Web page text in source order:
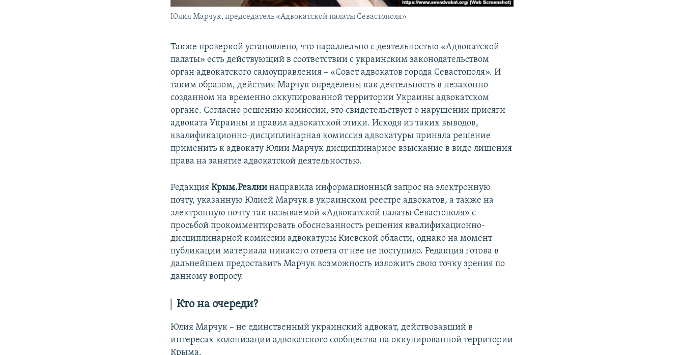
Юлия Марчук, председатель «Адвокатской палаты Севастополя»
Также проверкой установлено, что параллельно с деятельностью «Адвокатской
палаты» есть действующий в соответствии с украинским законодательством
орган адвокатского самоуправления – «Совет адвокатов города Севастополя». И
таким образом, действия Марчук определены как деятельность в незаконно
созданном на временно оккупированной территории Украины адвокатском
органе. Согласно решению комиссии, это свидетельствует о нарушении присяги
адвоката Украины и правил адвокатской этики. Исходя из таких выводов,
квалификационно-дисциплинарная комиссия адвокатуры приняла решение
применить к адвокату Юлии Марчук дисциплинарное взыскание в виде лишения
права на занятие адвокатской деятельностью.
РедакцияКрым.Реалии направила информационный запрос на электронную
почту, указанную Юлией Марчук в украинском реестре адвокатов, а также на
электронную почту так называемой «Адвокатской палаты Севастополя» с
просьбой прокомментировать обоснованность решения квалификационно-
дисциплинарной комиссии адвокатуры Киевской области, однако на момент
публикации материала никакого ответа от нее не поступило. Редакция готова в
дальнейшем предоставить Марчук возможность изложить свою точку зрения по
данному вопросу.
Кто на очереди?
Юлия Марчук – не единственный украинский адвокат, действовавший в
интересах колонизации адвокатского сообщества на оккупированной территории
Крыма.